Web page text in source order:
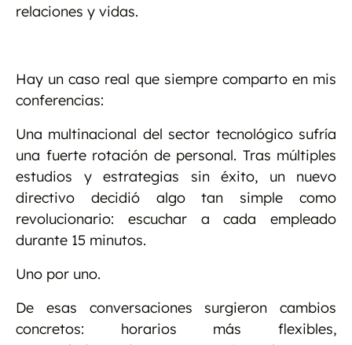
relaciones y vidas.
Hay un caso real que siempre comparto en mis
conferencias:
Una multinacional del sector tecnológico sufría
una fuerte rotación de personal. Tras múltiples
estudios y estrategias sin éxito, un nuevo
directivo decidió algo tan simple como
revolucionario: escuchar a cada empleado
durante 15 minutos.
Uno por uno.
De esas conversaciones surgieron cambios
concretos: horarios más flexibles,